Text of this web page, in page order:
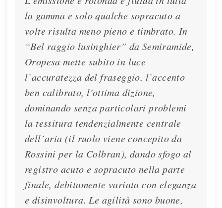
la gamma e solo qualche sopracuto a
volte risulta meno pieno e timbrato. In
“Bel raggio lusinghier” da Semiramide,
Oropesa mette subito in luce
l’accuratezza del fraseggio, l’accento
ben calibrato, l’ottima dizione,
dominando senza particolari problemi
la tessitura tendenzialmente centrale
dell’aria (il ruolo viene concepito da
Rossini per la Colbran), dando sfogo al
registro acuto e sopracuto nella parte
finale, debitamente variata con eleganza
e disinvoltura. Le agilità sono buone,